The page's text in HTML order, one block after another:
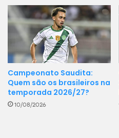
Campeonato Saudita:
Quem são os brasileiros na
temporada 2026/27?
10/08/2026